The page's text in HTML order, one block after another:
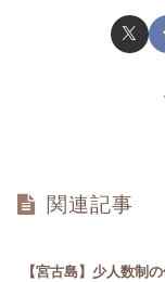
関連記事
【宮古島】少人数制